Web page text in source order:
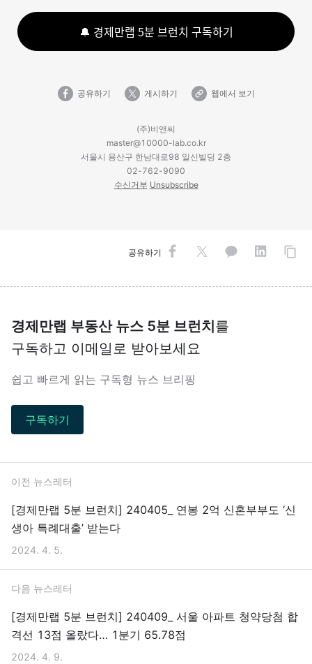
🔔 경제만랩 5분 브런치 구독하기
공유하기 게시하기 웹에서 보기
(주)비앤씨
master@10000-lab.co.kr
서울시 용산구 한남대로98 일신빌딩 2층
02-762-9090
수신거부 Unsubscribe
공유하기
경제만랩 부동산 뉴스 5분 브런치를
구독하고 이메일로 받아보세요
쉽고 빠르게 읽는 구독형 뉴스 브리핑
구독하기
이전 뉴스레터
[경제만랩 5분 브런치] 240405_ 연봉 2억 신혼부부도 ‘신
생아 특례대출’ 받는다
2024. 4. 5.
다음 뉴스레터
[경제만랩 5분 브런치] 240409_ 서울 아파트 청약당첨 합
격선 13점 올랐다… 1분기 65.78점
2024. 4. 9.